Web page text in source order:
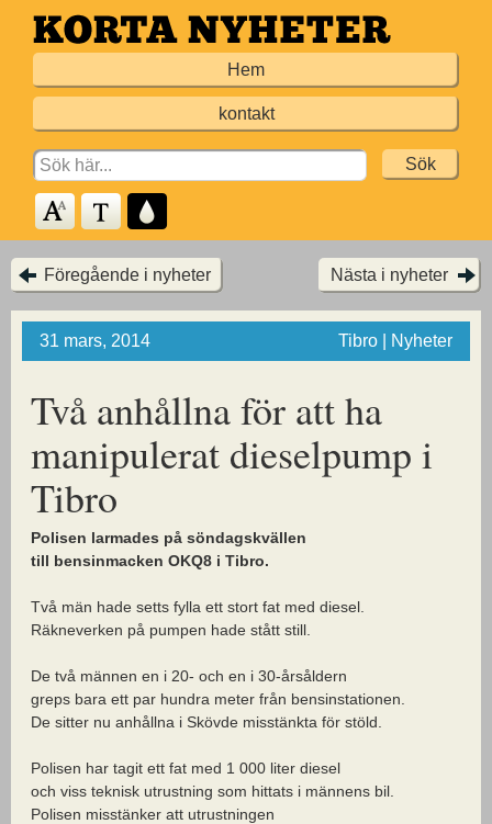
Hoppa
till
Hem
kontakt
Search
for:
Föregående i nyheter Nästa i nyheter
31 mars, 2014 Tibro | Nyheter
Två anhållna för att ha
manipulerat dieselpump i
Tibro
Polisen larmades på söndagskvällen
till bensinmacken OKQ8 i Tibro.
Två män hade setts fylla ett stort fat med diesel.
Räkneverken på pumpen hade stått still.
De två männen en i 20- och en i 30-årsåldern
greps bara ett par hundra meter från bensinstationen.
De sitter nu anhållna i Skövde misstänkta för stöld.
Polisen har tagit ett fat med 1 000 liter diesel
och viss teknisk utrustning som hittats i männens bil.
Polisen misstänker att utrustningen